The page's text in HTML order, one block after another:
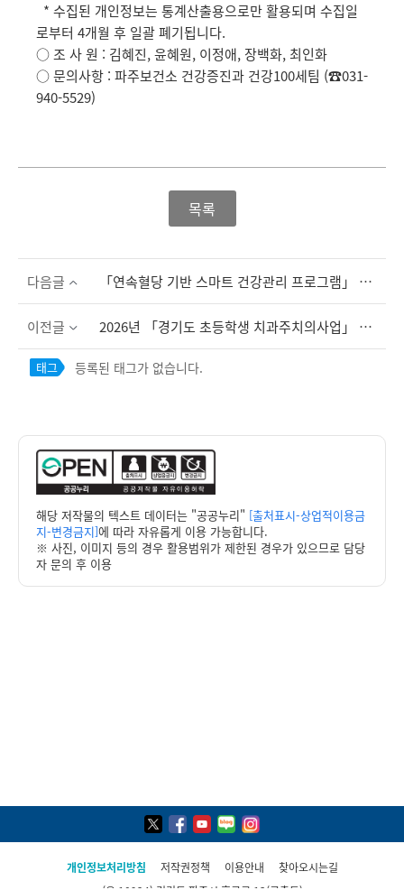
* 수집된 개인정보는 통계산출용으로만 활용되며 수집일
로부터 4개월 후 일괄 폐기됩니다.
○ 조 사 원 : 김혜진, 윤혜원, 이정애, 장백화, 최인화
○ 문의사항 : 파주보건소 건강증진과 건강100세팀 (☎031-
940-5529)
목록
다음글 「연속혈당 기반 스마트 건강관리 프로그램」 추가 참여자 모집 안내
이전글 2026년 「경기도 초등학생 치과주치의사업」 검진 실시 및 지정 치과의료기관 안내
태그 등록된 태그가 없습니다.
해당 저작물의 텍스트 데이터는 "공공누리" [출처표시-상업적이용금
지-변경금지]에 따라 자유롭게 이용 가능합니다.
※ 사진, 이미지 등의 경우 활용범위가 제한된 경우가 있으므로 담당
자 문의 후 이용
개인정보처리방침 저작권정책 이용안내
찾아오시는길